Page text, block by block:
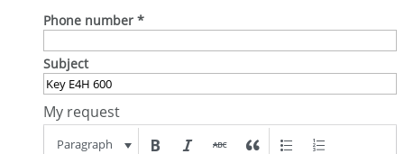
Phone number *
Subject
My request
Paragraph